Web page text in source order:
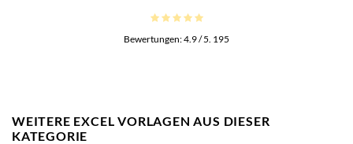
Bewertungen:4.9/ 5. 195
WEITERE EXCEL VORLAGEN AUS DIESER
KATEGORIE